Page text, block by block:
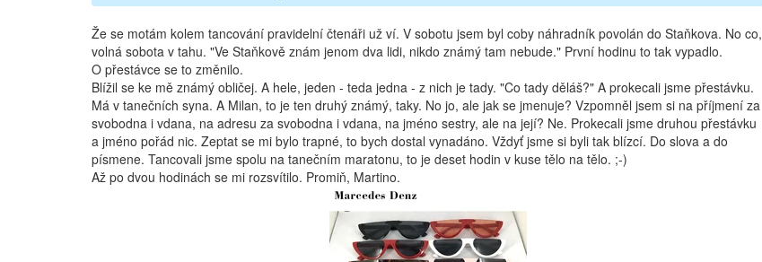
Že se motám kolem tancování pravidelní čtenáři už ví. V sobotu jsem byl coby náhradník povolán do Staňkova. No co,
volná sobota v tahu. "Ve Staňkově znám jenom dva lidi, nikdo známý tam nebude." První hodinu to tak vypadlo.
O přestávce se to změnilo.
Blížil se ke mě známý obličej. A hele, jeden - teda jedna - z nich je tady. "Co tady děláš?" A prokecali jsme přestávku.
Má v tanečních syna. A Milan, to je ten druhý známý, taky. No jo, ale jak se jmenuje? Vzpomněl jsem si na příjmení za
svobodna i vdana, na adresu za svobodna i vdana, na jméno sestry, ale na její? Ne. Prokecali jsme druhou přestávku
a jméno pořád nic. Zeptat se mi bylo trapné, to bych dostal vynadáno. Vždyť jsme si byli tak blízcí. Do slova a do
písmene. Tancovali jsme spolu na tanečním maratonu, to je deset hodin v kuse tělo na tělo. ;-)
Až po dvou hodinách se mi rozsvítilo. Promiň, Martino.